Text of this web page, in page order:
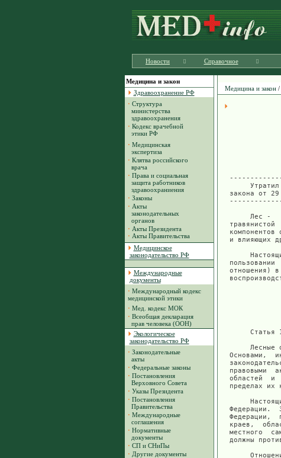
Новости Справочное
Медицина и закон
Здравоохранение РФ
· Структура
министерства
здравоохранения
· Кодекс врачебной
этики РФ
· Медицинская
экспертиза
· Клятва российского
врача
· Права и социальная
защита работников
здравоохраниения
· Законы
· Акты
законодательных
органов
· Акты Президента
· Акты Правительства
Медицинское
законодательство РФ
Международные
документы
· Международный кодекс
медицинской этики
· Мед. кодекс МОК
· Всеобщая декларация
прав человека (ООН)
Экологическое
законодательство РФ
· Законодательные
акты
· Федеральные законы
· Постановления
Верховного Совета
· Указы Президента
· Постановления
Правительства
· Международные
соглашения
· Нормативные
документы
· СП и СНиПы
· Другие документы
Медицина и закон/